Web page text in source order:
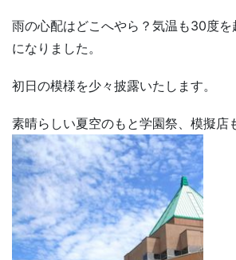
雨の心配はどこへやら？気温も30度を
になりました。
初日の模様を少々披露いたします。
素晴らしい夏空のもと学園祭、模擬店